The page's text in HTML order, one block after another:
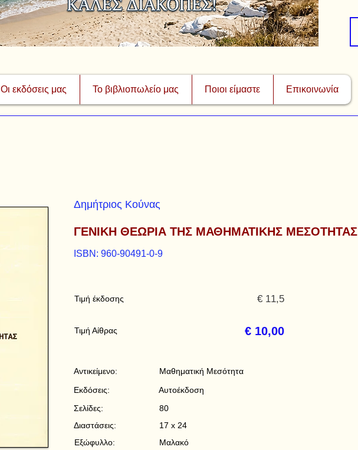
Οι εκδόσεις μας Το βιβλιοπωλείο μας Ποιοι είμαστε Επικοινωνία
Δημήτριος Κούνας
ΓΕΝΙΚΗ ΘΕΩΡΙΑ ΤΗΣ ΜΑΘΗΜΑΤΙΚΗΣ ΜΕΣΟΤΗΤΑΣ
ISBN: 960-90491-0-9
Τιμή έκδοσης
Τιμή Αίθρας
€ 11,5
€ 10,00
Μαθηματική Μεσότητα
Αυτοέκδοση
80
17 x 24
Μαλακό
Αντικείμενο:
Εκδόσεις:
Σελίδες:
Διαστάσεις:
Εξώφυλλο: